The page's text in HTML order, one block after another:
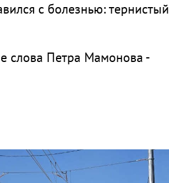
с болезнью: тернистый
слова Петра Мамонова -